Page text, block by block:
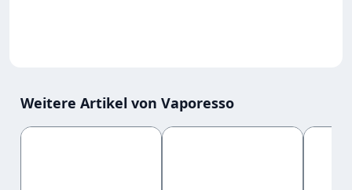
Weitere Artikel von Vaporesso
Produktgalerie überspringen